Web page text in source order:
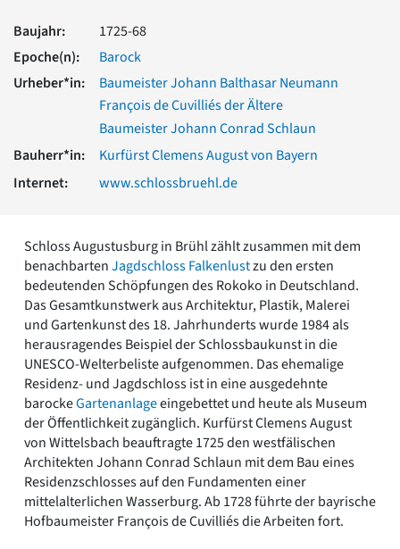
Vorromanik
Römische Antike
Über uns
Über baukunst-nrw
Fachbeirat
Freunde & Förderer
Kontakt
Impressum
Suchbegriff eingeben
Baujahr:
1725-68
Epoche(n):
Barock
Urheber*in:
Baumeister Johann Balthasar Neumann
François de Cuvilliés der Ältere
Baumeister Johann Conrad Schlaun
Bauherr*in:
Kurfürst Clemens August von Bayern
Internet:
www.schlossbruehl.de
Schloss Augustusburg in Brühl zählt zusammen mit dem
benachbartenJagdschloss Falkenlustzu den ersten
bedeutenden Schöpfungen des Rokoko in Deutschland.
Das Gesamtkunstwerk aus Architektur, Plastik, Malerei
und Gartenkunst des 18. Jahrhunderts wurde 1984 als
herausragendes Beispiel der Schlossbaukunst in die
UNESCO-Welterbeliste aufgenommen. Das ehemalige
Residenz- und Jagdschloss ist in eine ausgedehnte
barockeGartenanlageeingebettet und heute als Museum
der Öffentlichkeit zugänglich. Kurfürst Clemens August
von Wittelsbach beauftragte 1725 den westfälischen
Architekten Johann Conrad Schlaun mit dem Bau eines
Residenzschlosses auf den Fundamenten einer
mittelalterlichen Wasserburg. Ab 1728 führte der bayrische
Hofbaumeister François de Cuvilliés die Arbeiten fort.